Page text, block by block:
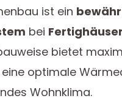
ist ein
bei
bietet
optimale
Wohnklima.